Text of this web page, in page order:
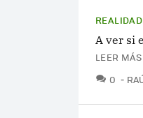
A ver si
LEER
0